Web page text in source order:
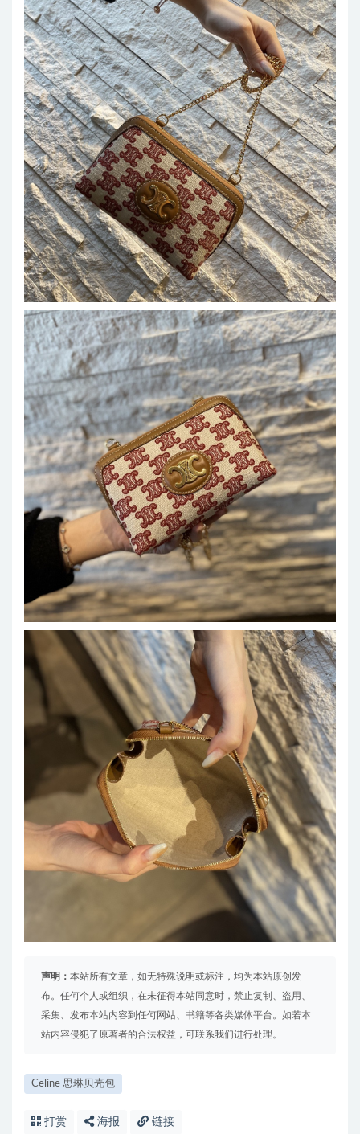
声明： 本站所有文章，如无特殊说明或标注，均为本站原创发
布。任何个人或组织，在未征得本站同意时，禁止复制、盗用、
采集、发布本站内容到任何网站、书籍等各类媒体平台。如若本
站内容侵犯了原著者的合法权益，可联系我们进行处理。
Celine 思琳贝壳包
打赏 海报 链接